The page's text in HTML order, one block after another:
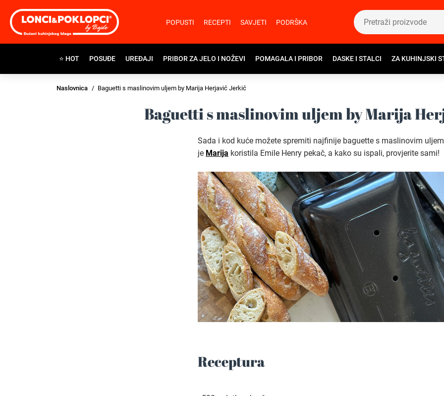
POPUSTI RECEPTI SAVJETI PODRŠKA
⭐ HOT POSUĐE UREĐAJI PRIBOR ZA JELO I NOŽEVI POMAGALA I PRIBOR DASKE I STALCI ZA KUHINJSKI
Naslovnica Baguetti s maslinovim uljem by Marija Herjavić Jerkić
Baguetti s maslinovim uljem by Marija
Sada i kod kuće možete spremiti najfinije baguette s maslinovim
je Marija koristila Emile Henry pekač, a kako su ispali, provjerite sami!
Receptura